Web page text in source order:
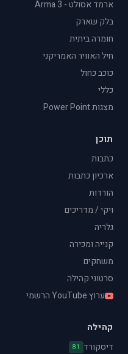
ארמד אסולט - Arma 3
בלק שארק
חומרה ביתית
חיל האוויר האמריקני
כוכב כחול
כללי
מצגות Power Point
תוכן
כתבות
ארכיון כתבות
הורדות
ויקי / מדריכים
גלריה
קנייה ומכירה
משחקים
סרטוני קהילה
ערוץ YouTube הרשמי
קהילה
דיסקורד
81